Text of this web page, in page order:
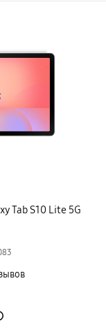
Tab S10 Lite 5G